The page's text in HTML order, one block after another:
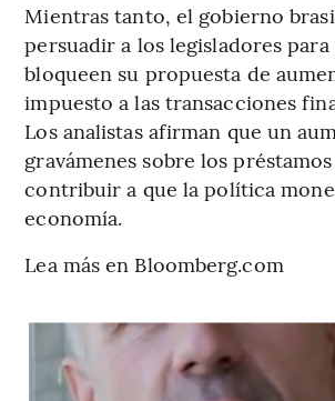
Mientras tanto, el gobierno
persuadir a los legisladores para
bloqueen su propuesta de
impuesto a las transacciones
Los analistas afirman que un
gravámenes sobre los
contribuir a que la política
economía.
Lea más en Bloomberg.com